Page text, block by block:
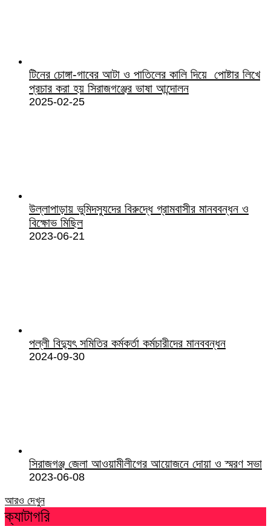
টিনের চোঙ্গা-গাবের আটা ও পাতিলের কালি দিয়ে পোষ্টার লিখে
প্রচার করা হয় সিরাজগঞ্জের ভাষা আন্দোলন
2025-02-25
উল্লাপাড়ায় ভুমিদস্যুদের বিরুদ্ধে গ্রামবাসীর মানববন্ধন ও
বিক্ষোভ মিছিল
2023-06-21
পল্লী বিদ্যুৎ সমিতির কর্মকর্তা কর্মচারীদের মানববন্ধন
2024-09-30
সিরাজগঞ্জ জেলা আওয়ামীলীগের আয়োজনে দোয়া ও স্মরণ সভা
2023-06-08
আরও দেখুন
ক্যাটাগরি